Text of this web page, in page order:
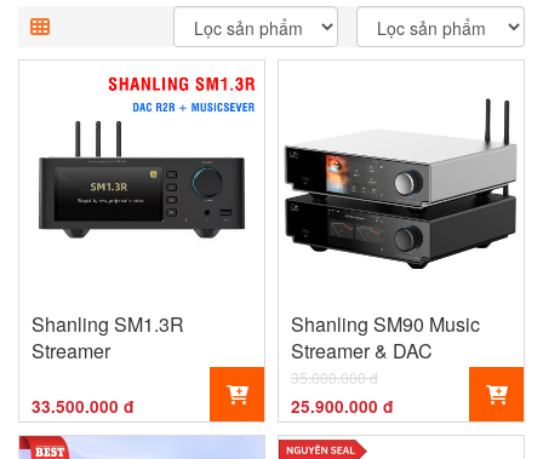
Shanling SM1.3R
Streamer
33.500.000 đ
Shanling SM90 Music
Streamer & DAC
35.000.000 đ
25.900.000 đ